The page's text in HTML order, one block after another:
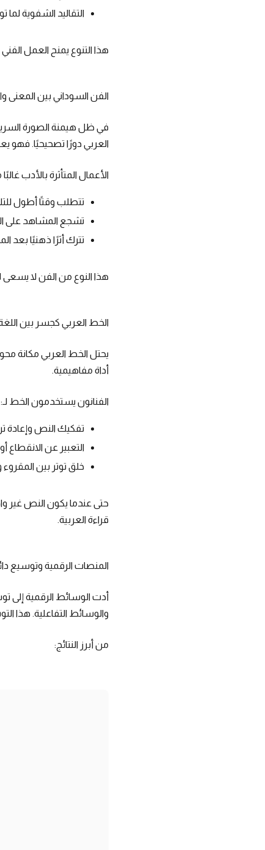
التقاليد الشفوية لما
هذا التنوع يمنح العمل
الفن السوداني بين المعنى
في ظل هيمنة الصورة
العربي دورًا تصحيحيًا. فهو
الأعمال المتأثرة بالأدب غالبًا
تتطلب وقتًا أطول
تشجع المشاهد على
تترك أثرًا ذهنيًا بعد
هذا النوع من الفن لا يسعى
الخط العربي كجسر بين
يحتل الخط العربي مكانة
أداة مفاهيمية.
الفنانون يستخدمون الخط لـ:
تفكيك النص وإعادة
التعبير عن الانقطاع
خلق توتر بين المقروء
حتى عندما يكون النص غير
قراءة العربية.
المنصات الرقمية وتوسيع
أدت الوسائط الرقمية إلى
والوسائط التفاعلية. هذا
من أبرز النتائج: